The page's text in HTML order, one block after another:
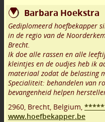
Barbara Hoekstra
Gediplomeerd hoefbekapper
in de regio van de
Brecht.
Ik doe alle rassen en alle
kleintjes en de oudjes heb ik
materiaal zodat de belasting
Specialiteit: behandelen van
bevangenheid helpen
2960, Brecht, Belgium,
www.hoefbekapper.be